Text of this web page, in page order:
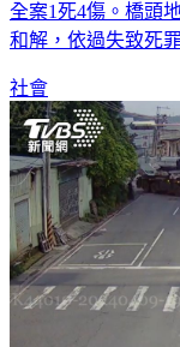
全案1死4傷。橋頭
和解，依過失致死
社會